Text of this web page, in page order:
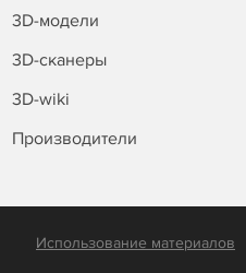
3D-модели
3D-сканеры
3D-wiki
Производители
Использование материалов